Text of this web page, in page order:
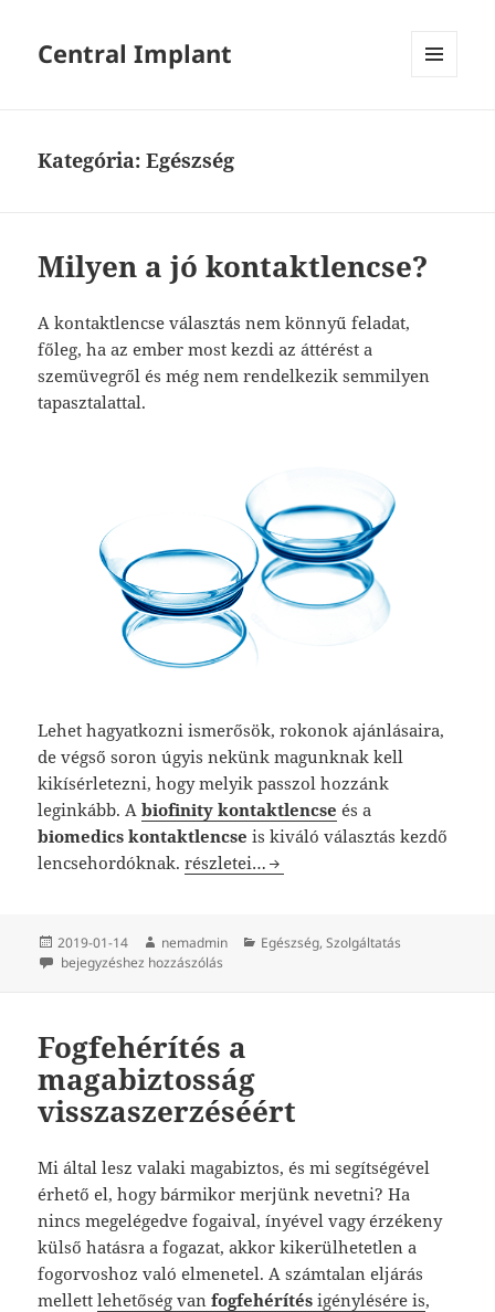
Central Implant
Kategória:Egészség
Milyen a jó kontaktlencse?
A kontaktlencse választás nem könnyű feladat,
főleg, ha az ember most kezdi az áttérést a
szemüvegről és még nem rendelkezik semmilyen
tapasztalattal.
Lehet hagyatkozni ismerősök, rokonok ajánlásaira,
de végső soron úgyis nekünk magunknak kell
kikísérletezni, hogy melyik passzol hozzánk
leginkább. Abiofinity kontaktlencse és a
biomedics kontaktlencse is kiváló választás kezdő
lencsehordóknak.Milyen a jó kontaktlencse?
részletei…
Közzétéve
2019-01-14 Szerző
nemadmin Kategória
Egészség,Szolgáltatás
Milyen a jó kontaktlencse?
bejegyzéshez hozzászólás
Fogfehérítés a
magabiztosság
visszaszerzéséért
Mi által lesz valaki magabiztos, és mi segítségével
érhető el, hogy bármikor merjünk nevetni? Ha
nincs megelégedve fogaival, ínyével vagy érzékeny
külső hatásra a fogazat, akkor kikerülhetetlen a
fogorvoshoz való elmenetel. A számtalan eljárás
mellettlehetőség van fogfehérítésigénylésére is,